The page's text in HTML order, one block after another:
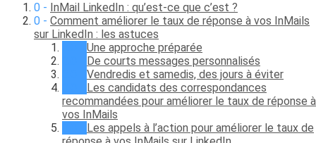
InMail LinkedIn : qu’est-ce que c’est ?
Comment améliorer le taux de réponse à vos InMails
sur LinkedIn : les astuces
Une approche préparée
De courts messages personnalisés
Vendredis et samedis, des jours à éviter
Les candidats des correspondances
recommandées pour améliorer le taux de réponse à
vos InMails
Les appels à l’action pour améliorer le taux de